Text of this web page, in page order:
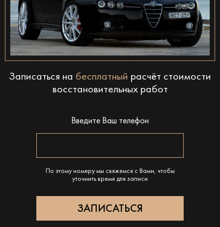
Записаться на бесплатный расчёт стоимости
восстановительных работ
Введите Ваш телефон
По этому номеру мы свяжемся с Вами, чтобы
уточнить время для записи